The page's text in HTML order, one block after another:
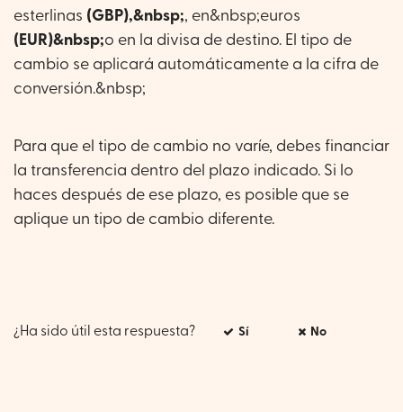
esterlinas (GBP),&nbsp;, en&nbsp;euros
(EUR)&nbsp;o en la divisa de destino. El tipo de
cambio se aplicará automáticamente a la cifra de
conversión.&nbsp;
Para que el tipo de cambio no varíe, debes financiar
la transferencia dentro del plazo indicado. Si lo
haces después de ese plazo, es posible que se
aplique un tipo de cambio diferente.
¿Ha sido útil esta respuesta? Sí No